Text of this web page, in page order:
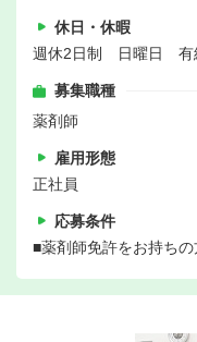
休日・休暇
週休2日制 日曜日 有
募集職種
薬剤師
雇用形態
正社員
応募条件
■薬剤師免許をお持ちの